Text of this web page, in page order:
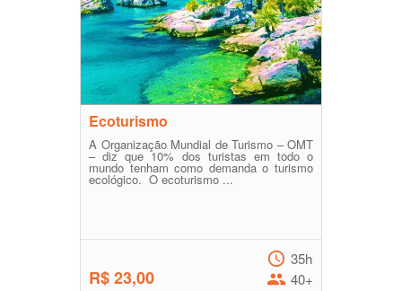
Ecoturismo
A Organização Mundial de Turismo – OMT
– diz que 10% dos turistas em todo o
mundo tenham como demanda o turismo
ecológico. O ecoturismo ...
R$ 23,00
35h
40+